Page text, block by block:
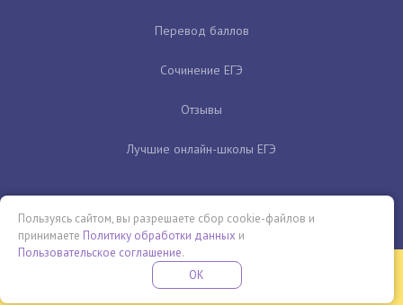
Перевод баллов
Сочинение ЕГЭ
Отзывы
Лучшие онлайн-школы ЕГЭ
Бесплатная летняя школа
ПРОВЕДИ ЭТО ЛЕТО С ПОЛЬЗОЙ
Пользуясь сайтом, вы разрешаете сбор cookie-файлов и
принимаете Политику обработки данных и
Пользовательское соглашение.
OK